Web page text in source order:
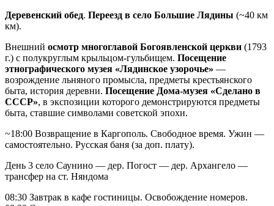
Деревенский обед. Переезд в село Большие Лядины (~40 км
км).
Внешний осмотр многоглавой Богоявленской церкви (1793
г.) с полукруглым крыльцом-гульбищем. Посещение
этнографического музея «Лядинское узорочье» —
возрождение льняного промысла, предметы крестьянского
быта, история деревни. Посещение Дома-музея «Сделано в
СССР», в экспозиции которого демонстрируются предметы
быта, ставшие символами советской эпохи.
~18:00 Возвращение в Каргополь. Свободное время. Ужин —
самостоятельно. Русская баня (за доп. плату).
День 3 село Саунино — дер. Погост — дер. Архангело —
трансфер на ст. Няндома
08:30 Завтрак в кафе гостиницы. Освобождение номеров.